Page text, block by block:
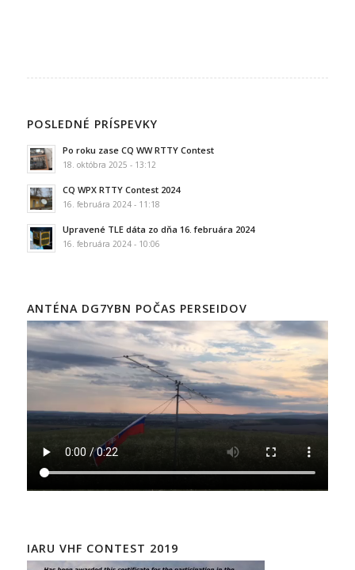
POSLEDNÉ PRÍSPEVKY
Po roku zase CQ WW RTTY Contest
18. októbra 2025 - 13:12
CQ WPX RTTY Contest 2024
16. februára 2024 - 11:18
Upravené TLE dáta zo dňa 16. februára 2024
16. februára 2024 - 10:06
ANTÉNA DG7YBN POČAS PERSEIDOV
IARU VHF CONTEST 2019